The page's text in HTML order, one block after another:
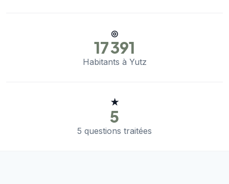
◎
17 391
Habitants à Yutz
★
5
5 questions traitées